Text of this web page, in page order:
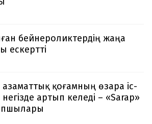
бейнероликтердің жаңа
ескертті
қоғамның өзара іс-
артып келеді – «Sarap»